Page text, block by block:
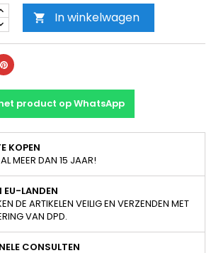
 In winkelwagen
Pinterest
product op WhatsApp
KOPEN
MEER DAN 15 JAAR!
EU-LANDEN
DE ARTIKELEN VEILIG EN VERZENDEN MET
VAN DPD.
CONSULTEN